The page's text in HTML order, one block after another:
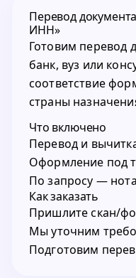
Перевод
ИНН»
Готовим перевод
банк, вуз или
соответствие
страны
Что включено
Перевод и
Оформление под
По запросу —
Как заказать
Пришлите скан/
Мы уточним
Подготовим